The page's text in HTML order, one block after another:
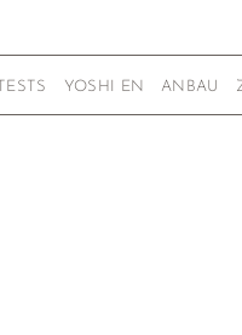
YOSHI EN ANBAU